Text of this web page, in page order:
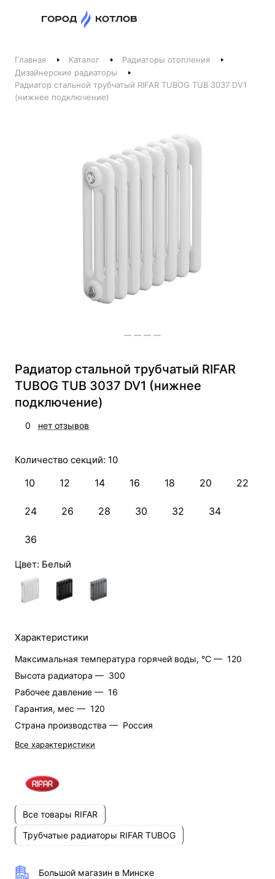
Телефоны
+375 44 511-06-41
Заказать звонок
Главная Каталог
Радиаторы отопления
Дизайнерские радиаторы
Радиатор стальной трубчатый RIFAR TUBOG TUB 3037 DV1
(нижнее подключение)
Радиатор стальной трубчатый RIFAR
TUBOG TUB 3037 DV1 (нижнее
подключение)
0 нет отзывов
Количество секций: 10
10 12 14 16 18 20 22
24 26 28 30 32 34
36
Цвет: Белый
Характеристики
Максимальная температура горячей воды, °C — 120
Высота радиатора — 300
Рабочее давление — 16
Гарантия, мес — 120
Страна производства — Россия
Все характеристики
Все товары RIFAR
Трубчатые радиаторы RIFAR TUBOG
Большой магазин в Минске